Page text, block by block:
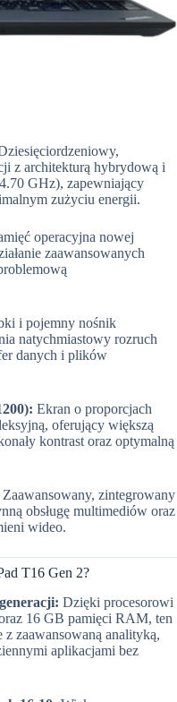
z architekturą hybrydową i
GHz), zapewniający
zużyciu energii.
operacyjna nowej
zaawansowanych
i pojemny nośnik
natychmiastowy rozruch
danych i plików
Ekran o proporcjach
oferujący większą
kontrast oraz optymalną
Zaawansowany, zintegrowany
obsługę multimediów oraz
wideo.
T16 Gen 2?
Dzięki procesorowi
16 GB pamięci RAM, ten
z zaawansowaną analityką,
aplikacjami bez